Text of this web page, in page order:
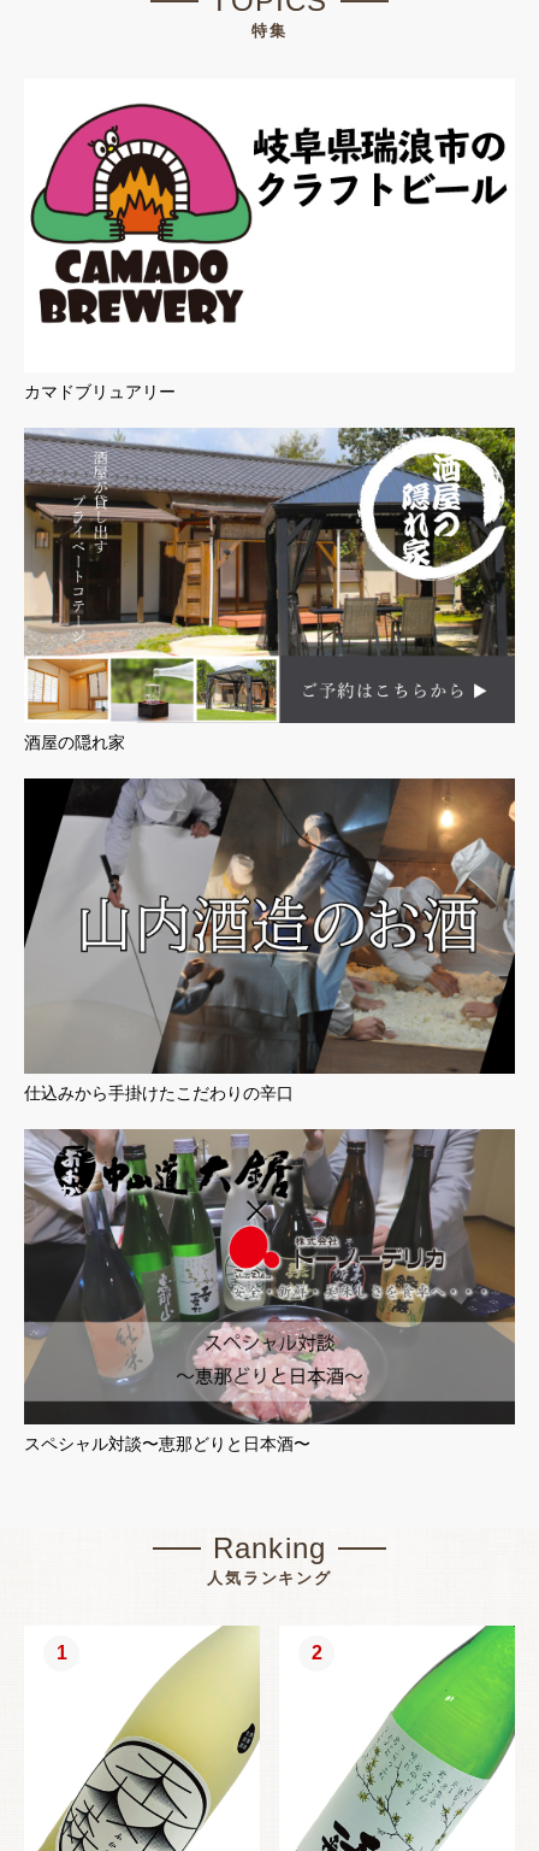
特集
カマドブリュアリー
酒屋の隠れ家
仕込みから手掛けたこだわりの辛口
スペシャル対談〜恵那どりと日本酒〜
Ranking
人気ランキング
1 2